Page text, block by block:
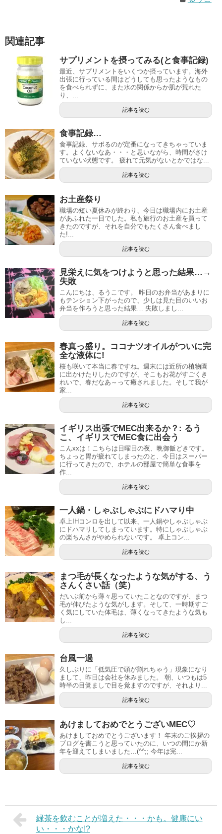
関連記事
サプリメントを摂ってみる(と食事記録)
最近、サプリメントをいくつか摂っています。海外
出張に行っている間はどうしても思ったようなもの
を食べられずに、また水の関係からか肌が荒れた
り、...
記事を読む
食事記録…
食事記録、サボるのが定番になってきちゃっていま
す。よくないなあ・・・と思いながら、時間がさけ
ていない状態です。 疲れて元気がないとかではな...
記事を読む
お土産祭り
職場の短い夏休みが終わり、今日は職場内にお土産
があふれた一日でした。私も旅行のお土産を買って
きたのですが、それを自分でもたくさん食べまし
た!...
記事を読む
見栄えに気をつけようと思った結果…→
失敗
こんにちは、るうこです。 昨日のお弁当があまりに
もテンション下がったので、少しは見た目のいいお
弁当を作ろうと思った結果… 失敗しまし...
記事を読む
春真っ盛り。ココナツオイルがついに完
全な液体に!
桜も咲いて本当に春ですね。週末には近所の植物園
に出かけたりしたのですが、そこもお花がすごくき
れいで、春だなあ～って癒されました。そして我が
家...
記事を読む
イギリス出張でMEC出来るか？: るう
こ、イギリスでMEC食に出会う
こんxxは！こちらは日曜日の夜、晩御飯どきです。
ちょっと胃が疲れてしまったのと、今日はスーパー
に行ってきたので、ホテルの部屋で簡単な食事を
作...
記事を読む
一人鍋・しゃぶしゃぶにドハマり中
卓上IHコンロを出して以来、一人鍋やしゃぶしゃぶ
にドハマリしてしまっています。特にしゃぶしゃぶ
の楽ちんさがやめられないです。 卓上コン...
記事を読む
まつ毛が長くなったような気がする、う
さんくさい話（笑）
だいぶ前から薄々思っていたことなのですが、まつ
毛が伸びたような気がします。そして、一時期すご
く気にしていた体毛は、薄くなってきたような気も
し...
記事を読む
台風一過
久しぶりに「低気圧で頭が割れちゃう」現象になり
まして、昨日は会社を休みました。 朝、いつもは5
時半の目覚ましで目を覚ますのですが、それより...
記事を読む
あけましておめでとうございMEC♡
あけましておめでとうございます！ 年末のご挨拶の
ブログを書こうと思っていたのに、いつの間にか新
年を迎えてしまいました…(^^;; 今年は完...
記事を読む
緑茶を飲むことが増えた・・・かも。健康にい
い・・・かな!?